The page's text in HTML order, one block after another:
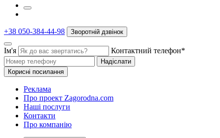
+38 050-384-44-98 Зворотній дзвінок
Ім'я Контактний телефон*
Надіслати
Корисні посилання
Реклама
Про проект Zagorodna.com
Наші послуги
Контакти
Про компанію